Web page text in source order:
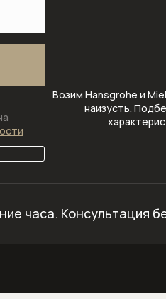
Возим Hansgrohe и
наизусть.
часа. Консультация